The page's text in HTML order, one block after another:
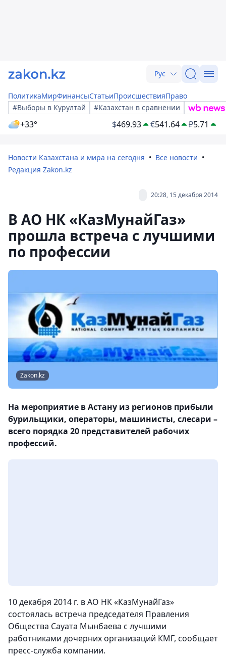
Рус
ПолитикаМирФинансыСтатьиПроисшествияПраво
#Выборы в Курултай
#Казахстан в сравнении
+33° $469.93 €541.64 ₽5.71
Новости Казахстана и мира на сегодня
Все новости
Редакция Zakon.kz
20:28, 15 декабря 2014
В АО НК «КазМунайГаз»
прошла встреча с лучшими
по профессии
Zakon.kz
На мероприятие в Астану из регионов прибыли
бурильщики, операторы, машинисты, слесари –
всего порядка 20 представителей рабочих
профессий.
10 декабря 2014 г. в АО НК «КазМунайГаз»
состоялась встреча председателя Правления
Общества Сауата Мынбаева с лучшими
работниками дочерних организаций КМГ, сообщает
пресс-служба компании.